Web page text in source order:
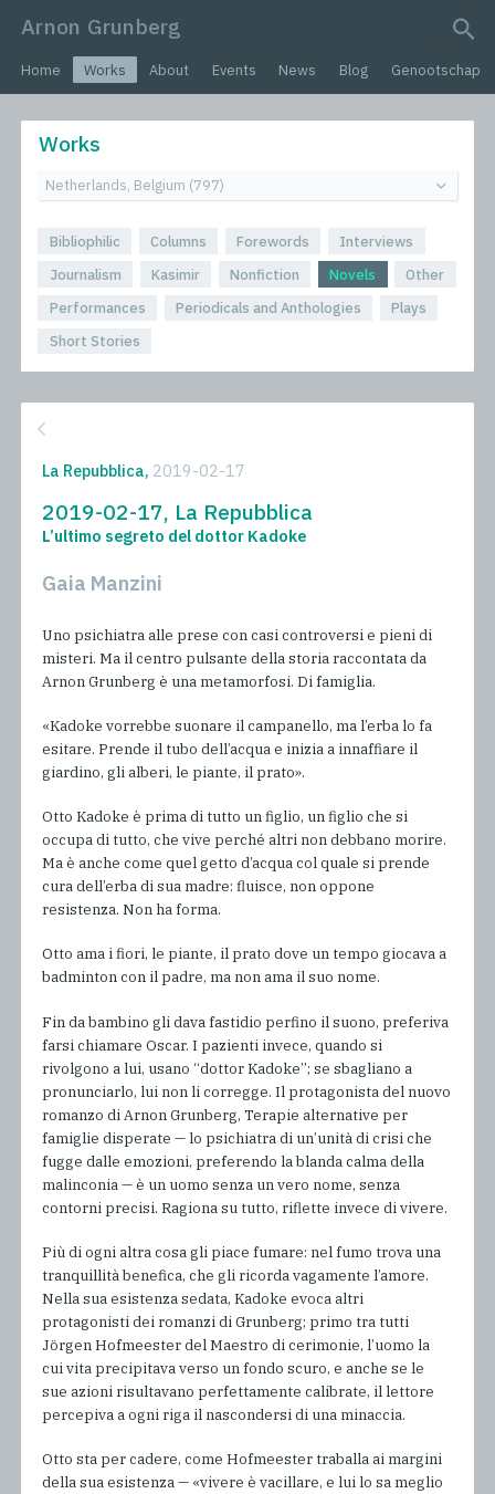
Arnon Grunberg
Home Works About Events News Blog Genootschap
Works
Bibliophilic Columns Forewords
Interviews
Journalism
Kasimir Nonfiction Novels
Other
Performances
Periodicals and Anthologies
Plays
Short Stories
La Repubblica, 2019-02-17
2019-02-17, La Repubblica
L’ultimo segreto del dottor Kadoke
Gaia Manzini
Uno psichiatra alle prese con casi controversi e pieni di
misteri. Ma il centro pulsante della storia raccontata da
Arnon Grunberg è una metamorfosi. Di famiglia.
«Kadoke vorrebbe suonare il campanello, ma l’erba lo fa
esitare. Prende il tubo dell’acqua e inizia a innaffiare il
giardino, gli alberi, le piante, il prato».
Otto Kadoke è prima di tutto un figlio, un figlio che si
occupa di tutto, che vive perché altri non debbano morire.
Ma è anche come quel getto d’acqua col quale si prende
cura dell’erba di sua madre: fluisce, non oppone
resistenza. Non ha forma.
Otto ama i fiori, le piante, il prato dove un tempo giocava a
badminton con il padre, ma non ama il suo nome.
Fin da bambino gli dava fastidio perfino il suono, preferiva
farsi chiamare Oscar. I pazienti invece, quando si
rivolgono a lui, usano “dottor Kadoke”; se sbagliano a
pronunciarlo, lui non li corregge. Il protagonista del nuovo
romanzo di Arnon Grunberg, Terapie alternative per
famiglie disperate — lo psichiatra di un’unità di crisi che
fugge dalle emozioni, preferendo la blanda calma della
malinconia — è un uomo senza un vero nome, senza
contorni precisi. Ragiona su tutto, riflette invece di vivere.
Più di ogni altra cosa gli piace fumare: nel fumo trova una
tranquillità benefica, che gli ricorda vagamente l’amore.
Nella sua esistenza sedata, Kadoke evoca altri
protagonisti dei romanzi di Grunberg; primo tra tutti
Jörgen Hofmeester del Maestro di cerimonie, l’uomo la
cui vita precipitava verso un fondo scuro, e anche se le
sue azioni risultavano perfettamente calibrate, il lettore
percepiva a ogni riga il nascondersi di una minaccia.
Otto sta per cadere, come Hofmeester traballa ai margini
della sua esistenza — «vivere è vacillare, e lui lo sa meglio